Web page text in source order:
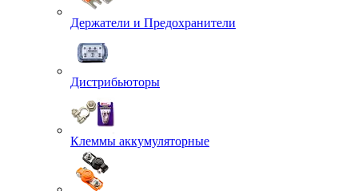
Держатели и Предохранители
Дистрибьюторы
Клеммы аккумуляторные